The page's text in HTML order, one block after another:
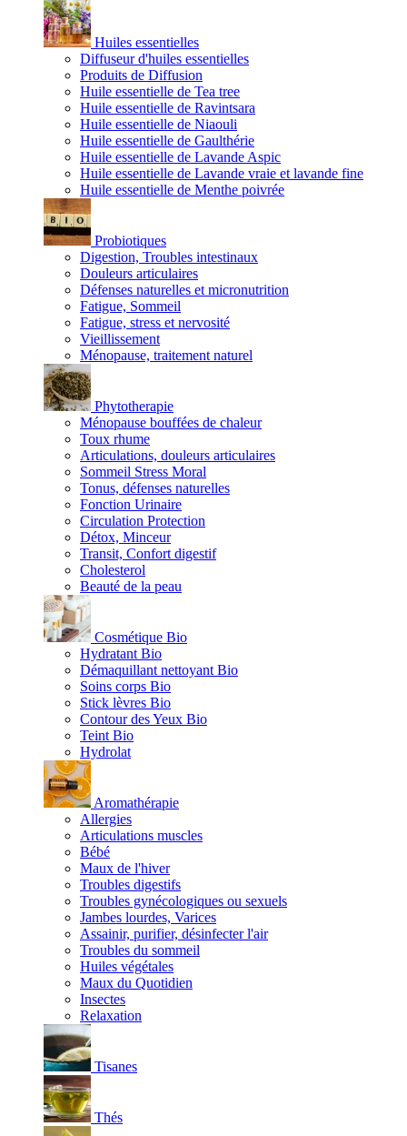
Huiles essentielles
Diffuseur d'huiles essentielles
Produits de Diffusion
Huile essentielle de Tea tree
Huile essentielle de Ravintsara
Huile essentielle de Niaouli
Huile essentielle de Gaulthérie
Huile essentielle de Lavande Aspic
Huile essentielle de Lavande vraie et lavande fine
Huile essentielle de Menthe poivrée
Probiotiques
Digestion, Troubles intestinaux
Douleurs articulaires
Défenses naturelles et micronutrition
Fatigue, Sommeil
Fatigue, stress et nervosité
Vieillissement
Ménopause, traitement naturel
Phytotherapie
Ménopause bouffées de chaleur
Toux rhume
Articulations, douleurs articulaires
Sommeil Stress Moral
Tonus, défenses naturelles
Fonction Urinaire
Circulation Protection
Détox, Minceur
Transit, Confort digestif
Cholesterol
Beauté de la peau
Cosmétique Bio
Hydratant Bio
Démaquillant nettoyant Bio
Soins corps Bio
Stick lèvres Bio
Contour des Yeux Bio
Teint Bio
Hydrolat
Aromathérapie
Allergies
Articulations muscles
Bébé
Maux de l'hiver
Troubles digestifs
Troubles gynécologiques ou sexuels
Jambes lourdes, Varices
Assainir, purifier, désinfecter l'air
Troubles du sommeil
Huiles végétales
Maux du Quotidien
Insectes
Relaxation
Tisanes
Thés